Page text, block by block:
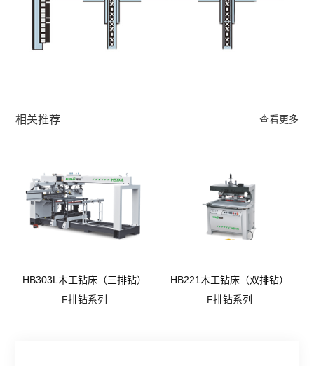
相关推荐 查看更多
HB303L木工钻床（三排钻）
F排钻系列
HB221木工钻床（双排钻）
F排钻系列